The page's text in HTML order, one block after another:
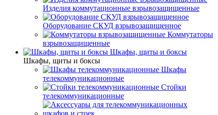
Изделия коммутационные взрывозащищенные
Оборудование СКУД взрывозащищенное
Коммутаторы
взрывозащищенные
Шкафы, щиты и боксы
Шкафы, щиты и боксы
Шкафы
телекоммуникационные
Стойки
телекоммуникационные